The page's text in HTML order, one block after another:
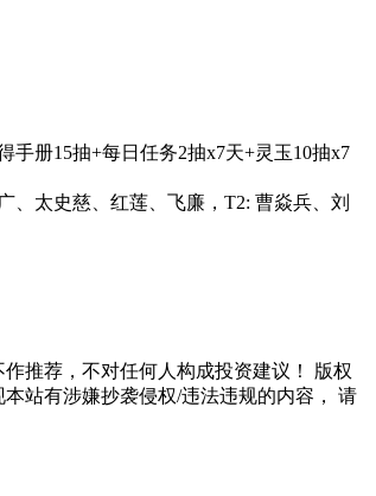
册15抽+每日任务2抽x7天+灵玉10抽x7
、太史慈、红莲、飞廉，T2: 曹焱兵、刘
推荐，不对任何人构成投资建议！ 版权
站有涉嫌抄袭侵权/违法违规的内容， 请